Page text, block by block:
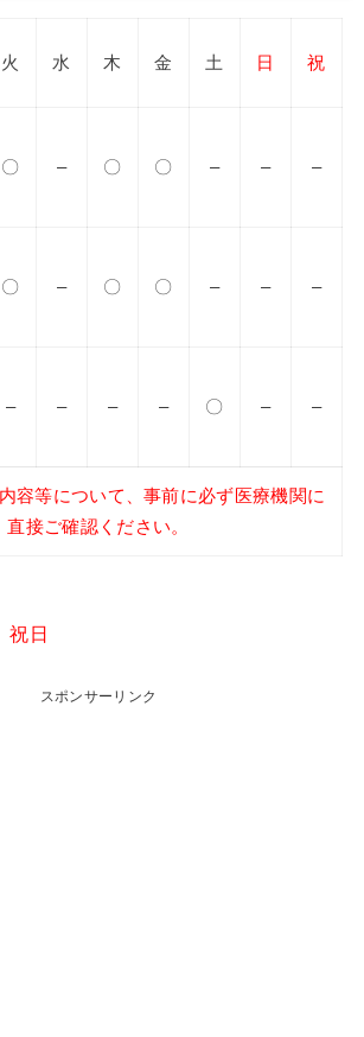
火 水 木 金 土 日 祝
〇 – 〇 〇 – – –
〇 – 〇 〇 – – –
– – – – 〇 – –
容等について、事前に必ず医療機関に
直接ご確認ください。
祝日
スポンサーリンク